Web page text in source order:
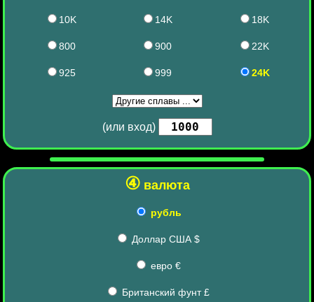
10K 14K 18K
800 900 22K
925 999 24K
(или вход)
④валюта
рубль
Доллар США $
евро €
Британский фунт £